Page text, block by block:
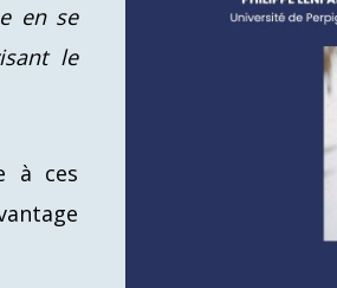
en se
le
à ces